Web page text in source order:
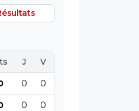
J V
0 0
0 0